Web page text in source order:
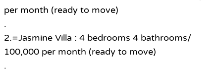
per month (ready to move)
.
2.=Jasmine Villa : 4 bedrooms 4 bathrooms/
100,000 per month (ready to move)
.